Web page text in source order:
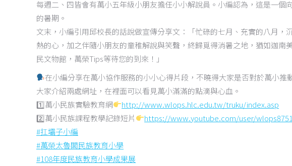
每週二、四皆會有萬小五年級小朋友擔任小小解說員。小編認為，這是一個
的暑期。
文末，小編引用邱校長的話說做宣傳分享文：「忙碌的七月、充實的八月，
熱的心，加之伴隨小朋友的童稚解說與笑聲，終歸覓得消暑之地，猶如迦南
民文物館，萬榮Tips等待您的到來！」
在小編分享在萬小協作服務的小小心得片段，不曉得大家是否對於萬小
大家介紹兩處網址，在裡面可以看見萬小滿滿的點滴與心血。
1️萬小民族實驗教育網
http://www.wlops.hlc.edu.tw/truku/index.asp
2️萬小民族課程教學記錄短片
https://www.youtube.com/user/
#扛壩子小編
#萬榮太魯閣民族教育小學
#108年度民族教育小學成果展